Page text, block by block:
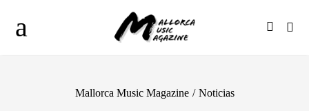
Mallorca Music Magazine / Noticias